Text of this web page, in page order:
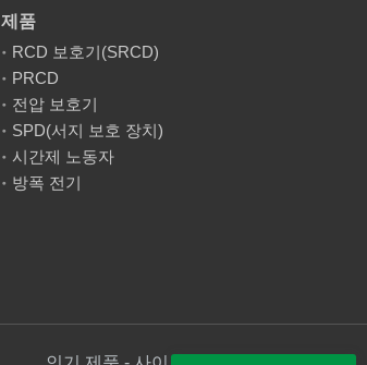
제품
RCD 보호기(SRCD)
PRCD
전압 보호기
SPD(서지 보호 장치)
시간제 노동자
방폭 전기